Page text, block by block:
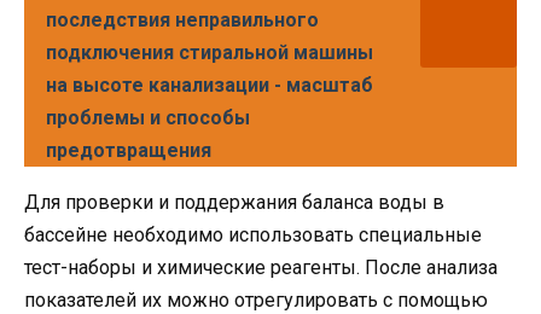
последствия неправильного
подключения стиральной машины
на высоте канализации - масштаб
проблемы и способы
предотвращения
Для проверки и поддержания баланса воды в
бассейне необходимо использовать специальные
тест-наборы и химические реагенты. После анализа
показателей их можно отрегулировать с помощью